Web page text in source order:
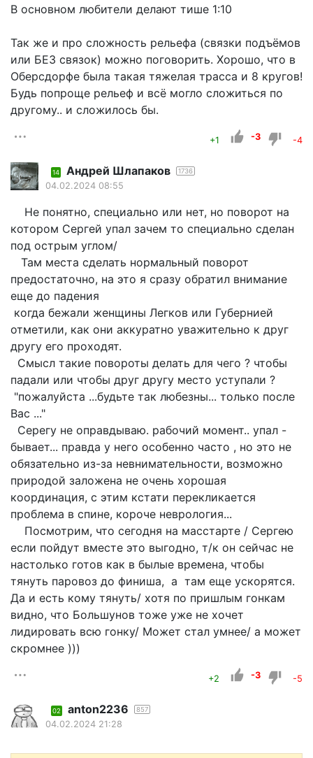
В основном любители делают тише 1:10
Так же и про сложность рельефа (связки подъёмов
или БЕЗ связок) можно поговорить. Хорошо, что в
Оберсдорфе была такая тяжелая трасса и 8 кругов!
Будь попроще рельеф и всё могло сложиться по
другому.. и сложилось бы.
+1 -3 -4
14 Андрей Шлапаков 1736
04.02.2024 08:55
Не понятно, специально или нет, но поворот на
котором Сергей упал зачем то специально сделан
под острым углом/
Там места сделать нормальный поворот
предостаточно, на это я сразу обратил внимание
еще до падения
когда бежали женщины Легков или Губернией
отметили, как они аккуратно уважительно к друг
другу его проходят.
Смысл такие повороты делать для чего ? чтобы
падали или чтобы друг другу место уступали ?
"пожалуйста ...будьте так любезны... только после
Вас ..."
Серегу не оправдываю. рабочий момент.. упал -
бывает... правда у него особенно часто , но это не
обязательно из-за невнимательности, возможно
природой заложена не очень хорошая
координация, с этим кстати перекликается
проблема в спине, короче неврология...
Посмотрим, что сегодня на масстарте / Сергею
если пойдут вместе это выгодно, т/к он сейчас не
настолько готов как в былые времена, чтобы
тянуть паровоз до финиша, а там еще ускорятся.
Да и есть кому тянуть/ хотя по пришлым гонкам
видно, что Большунов тоже уже не хочет
лидировать всю гонку/ Может стал умнее/ а может
скромнее )))
+2 -3 -5
02 anton2236 857
04.02.2024 21:28